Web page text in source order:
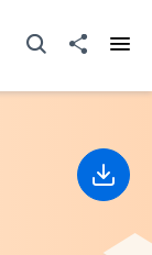
打開搜尋器分享至
下載